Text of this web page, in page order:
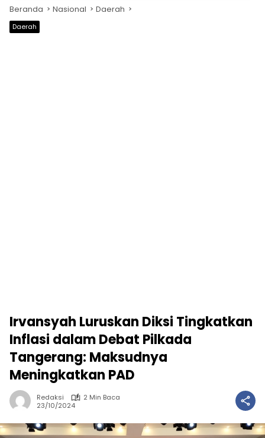
Beranda Nasional Daerah
Daerah
Irvansyah Luruskan Diksi Tingkatkan
Inflasi dalam Debat Pilkada
Tangerang: Maksudnya
Meningkatkan PAD
Redaksi
2 Min Baca
23/10/2024